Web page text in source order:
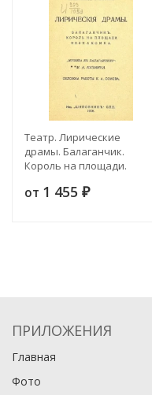
Театр. Лирические
драмы. Балаганчик.
Король на площади.
от 1 455 ₽
ПРИЛОЖЕНИЯ
Главная
Фото